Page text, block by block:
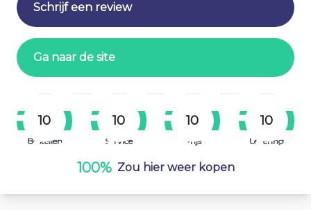
Schrijf een review
Ga naar de site
10
Bestellen
10
Service
10
Prijs
10
Levering
100% Zou hier weer kopen